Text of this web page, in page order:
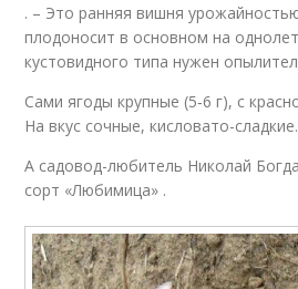
. – Это ранняя вишня
плодоносит в основном на
кустовидного типа нужен
Сами ягоды крупные (5‑6 г), с
На вкус сочные, кисловато-сладкие.
А садовод-любитель Николай
сорт «Любимица» .